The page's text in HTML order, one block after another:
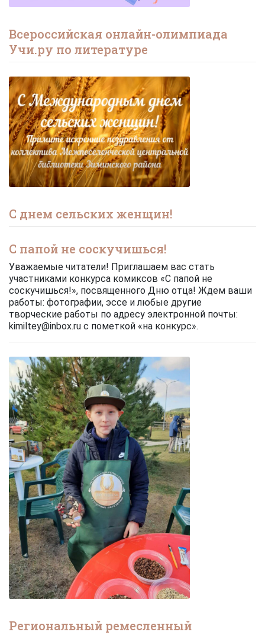
Всероссийская онлайн-олимпиада
Учи.ру по литературе
С днем сельских женщин!
С папой не соскучишься!
Уважаемые читатели! Приглашаем вас стать
участниками конкурса комиксов «С папой не
соскучишься!», посвященного Дню отца! Ждем ваши
работы: фотографии, эссе и любые другие
творческие работы по адресу электронной почты:
kimiltey@inbox.ru с пометкой «на конкурс».
Региональный ремесленный